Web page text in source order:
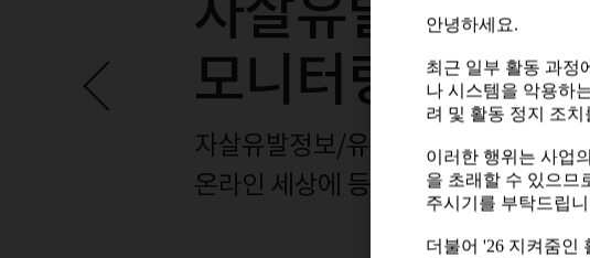
안녕하세요.
최근 일부 활동 과정
나 시스템을 악용하
려 및 활동 정지 조
이러한 행위는 사업
을 초래할 수 있으므
주시기를 부탁드립
안녕하세요.
최근 일부 활동 과정
나 시스템을 악용하
려 및 활동 정지 조
이러한 행위는 사업
을 초래할 수 있으므
주시기를 부탁드립
더불어 '26 지켜줌인